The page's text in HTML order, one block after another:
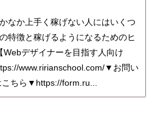
なか上手く稼げない人にはいくつ
特徴と稼げるようになるためのヒ
Webデザイナーを目指す人向け
www.ririanschool.com/▼お問い
ちら▼https://form.ru...